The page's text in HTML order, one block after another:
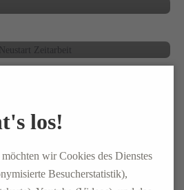
2025
Trends 2026
2025
BLOGlos!
wir Cookies des Dienstes
Besucherstatistik),